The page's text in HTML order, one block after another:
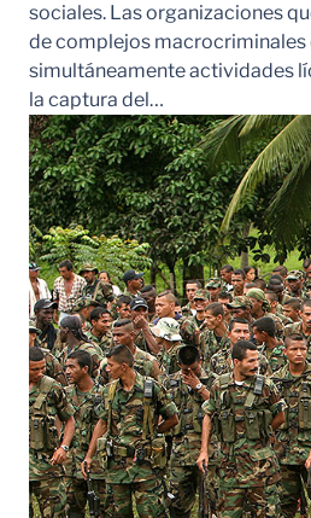
sociales. Las organizaciones
de complejos macrocriminales
simultáneamente actividades
la captura del…